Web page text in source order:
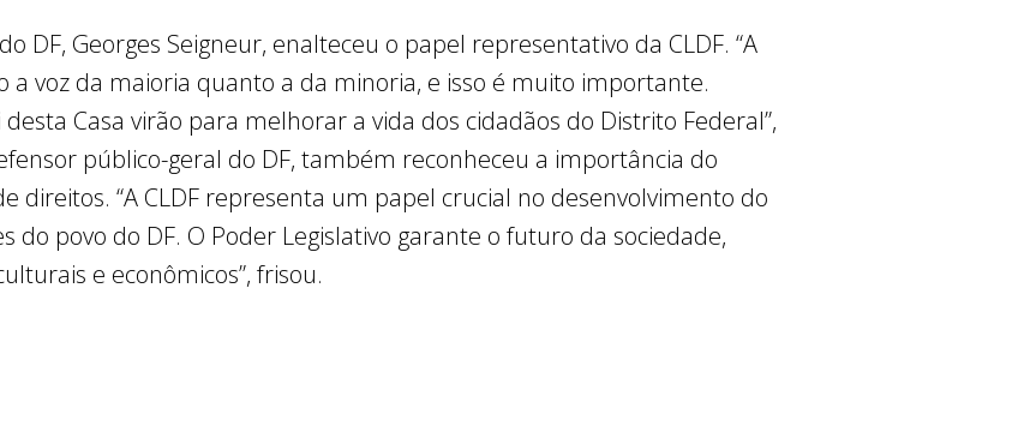
DF, Georges Seigneur, enalteceu o papel representativo da CLDF. “A
a voz da maioria quanto a da minoria, e isso é muito importante.
Casa virão para melhorar a vida dos cidadãos do Distrito Federal”,
público-geral do DF, também reconheceu a importância do
direitos. “A CLDF representa um papel crucial no desenvolvimento do
do povo do DF. O Poder Legislativo garante o futuro da sociedade,
e econômicos”, frisou.